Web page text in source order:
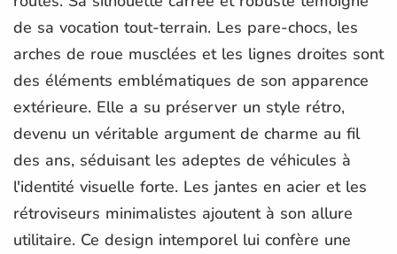
de sa vocation tout-terrain. Les pare-chocs, les
arches de roue musclées et les lignes droites sont
des éléments emblématiques de son apparence
extérieure. Elle a su préserver un style rétro,
devenu un véritable argument de charme au fil
des ans, séduisant les adeptes de véhicules à
l'identité visuelle forte. Les jantes en acier et les
rétroviseurs minimalistes ajoutent à son allure
utilitaire. Ce design intemporel lui confère une